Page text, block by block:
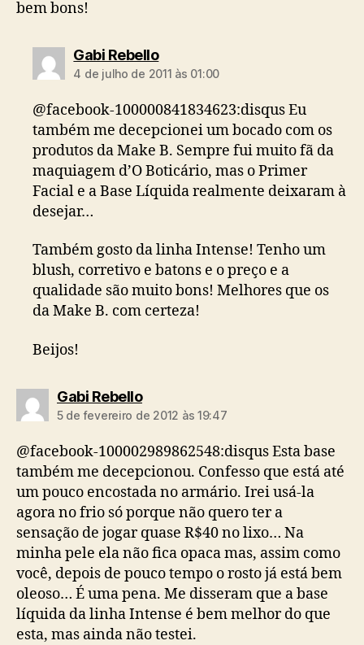
bem bons!
Gabi Rebellodiz:
4 de julho de 2011 às 01:00
@facebook-100000841834623:disqus Eu
também me decepcionei um bocado com os
produtos da Make B. Sempre fui muito fã da
maquiagem d’O Boticário, mas o Primer
Facial e a Base Líquida realmente deixaram à
desejar…
Também gosto da linha Intense! Tenho um
blush, corretivo e batons e o preço e a
qualidade são muito bons! Melhores que os
da Make B. com certeza!
Beijos!
Gabi Rebellodiz:
5 de fevereiro de 2012 às 19:47
@facebook-100002989862548:disqus Esta base
também me decepcionou. Confesso que está até
um pouco encostada no armário. Irei usá-la
agora no frio só porque não quero ter a
sensação de jogar quase R$40 no lixo… Na
minha pele ela não fica opaca mas, assim como
você, depois de pouco tempo o rosto já está bem
oleoso… É uma pena. Me disseram que a base
líquida da linha Intense é bem melhor do que
esta, mas ainda não testei.